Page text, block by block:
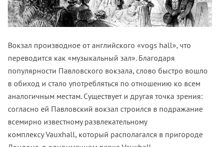
Вокзал производное от английского «vogs hall», что
переводится как «музыкальный зал». Благодаря
популярности Павловского вокзала, слово быстро вошло
в обиход и стало употребляться по отношению ко всем
аналогичным местам. Существует и другая точка зрения:
согласно ей Павловский вокзал строился в подражание
всемирно известному развлекательному
комплексу Vauxhall, который располагался в пригороде